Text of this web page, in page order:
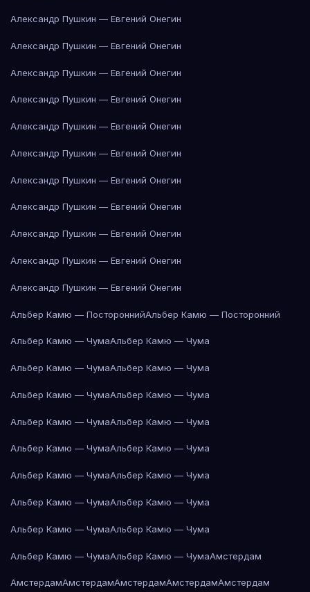
Александр Пушкин — Евгений Онегин
Александр Пушкин — Евгений Онегин
Александр Пушкин — Евгений Онегин
Александр Пушкин — Евгений Онегин
Александр Пушкин — Евгений Онегин
Александр Пушкин — Евгений Онегин
Александр Пушкин — Евгений Онегин
Александр Пушкин — Евгений Онегин
Александр Пушкин — Евгений Онегин
Александр Пушкин — Евгений Онегин
Александр Пушкин — Евгений Онегин
Альбер Камю — ПостороннийАльбер Камю — Посторонний
Альбер Камю — ЧумаАльбер Камю — Чума
Альбер Камю — ЧумаАльбер Камю — Чума
Альбер Камю — ЧумаАльбер Камю — Чума
Альбер Камю — ЧумаАльбер Камю — Чума
Альбер Камю — ЧумаАльбер Камю — Чума
Альбер Камю — ЧумаАльбер Камю — Чума
Альбер Камю — ЧумаАльбер Камю — Чума
Альбер Камю — ЧумаАльбер Камю — Чума
Альбер Камю — ЧумаАльбер Камю — ЧумаАмстердам
АмстердамАмстердамАмстердамАмстердамАмстердам